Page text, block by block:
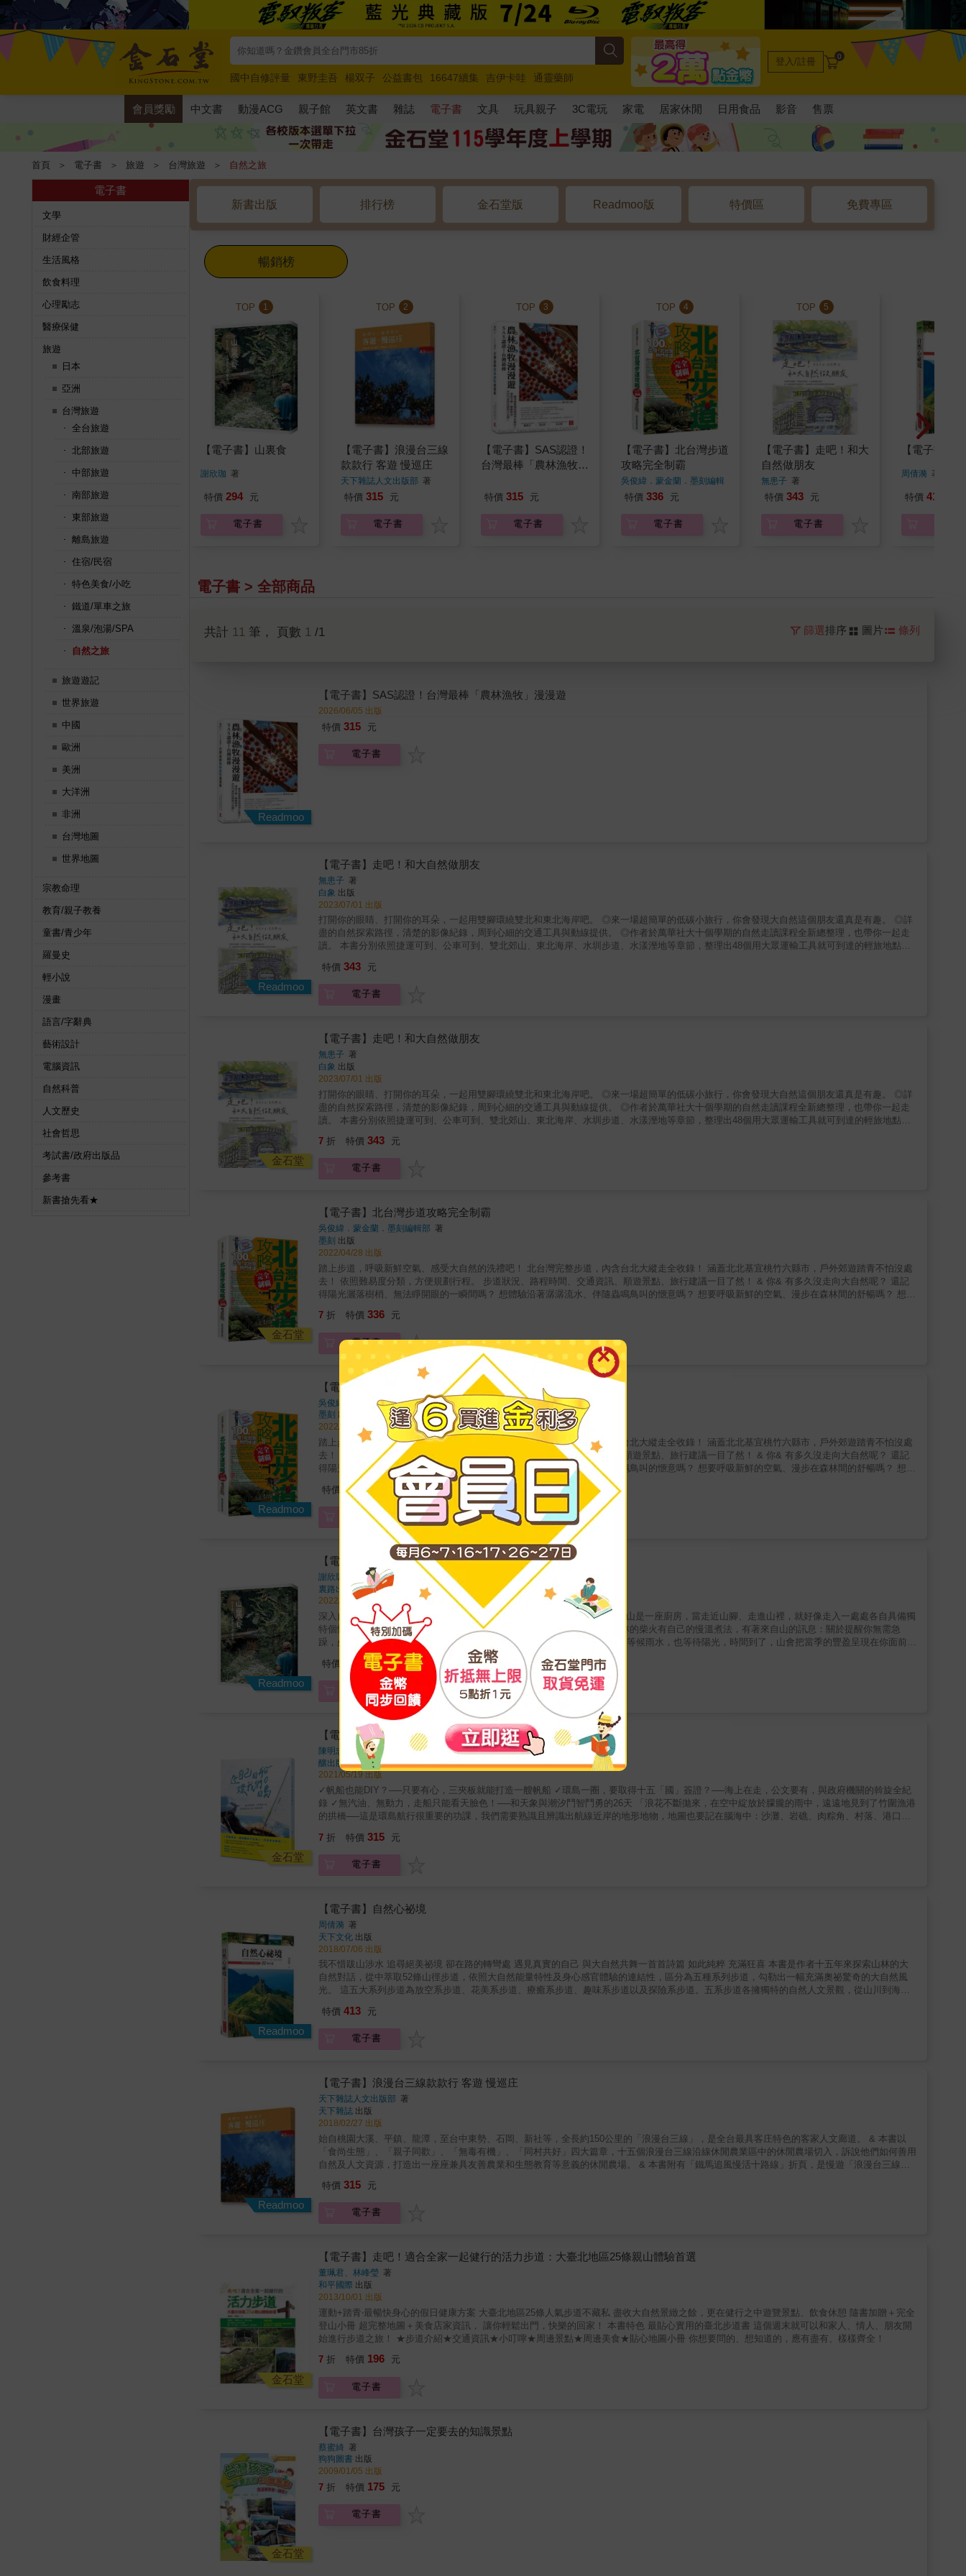
國中自修評量 東野圭吾 楊双子 公益書包 16647續集 吉伊卡哇
通靈藥師
唯紅花綻放
奧德賽 路邊攤新作 馬斯克 玩具總動員5 超慢跑
登入/註冊 0
會員獎勵 中文書 動漫ACG 親子館 英文書 雜誌 電子書 文具 玩具親子 3C電玩 家電 居家休閒 日用食品 影音 售票
首頁 ＞ 電子書 ＞ 旅遊 ＞ 台灣旅遊 ＞ 自然之旅
電子書
文學
財經企管
生活風格
飲食料理
心理勵志
醫療保健
旅遊
日本
亞洲
台灣旅遊
全台旅遊
北部旅遊
中部旅遊
南部旅遊
東部旅遊
離島旅遊
住宿/民宿
特色美食/小吃
鐵道/單車之旅
溫泉/泡湯/SPA
自然之旅
旅遊遊記
世界旅遊
中國
歐洲
美洲
大洋洲
非洲
台灣地圖
世界地圖
宗教命理
教育/親子教養
童書/青少年
羅曼史
輕小說
漫畫
語言/字辭典
藝術設計
電腦資訊
自然科普
人文歷史
社會哲思
考試書/政府出版品
參考書
新書搶先看★
新書出版 排行榜 金石堂版 Readmoo版 特價區 免費專區
暢銷榜
TOP 1
【電子書】山裏食
謝欣珈 著
特價 294 元
電子書
TOP 2
【電子書】浪漫台三線
款款行 客遊 慢巡庄
天下雜誌人文出版部 著
特價 315 元
電子書
TOP 3
【電子書】SAS認證！
台灣最棒「農林漁牧」
特價 315 元
電子書
TOP 4
【電子書】北台灣步道
攻略完全制霸
吳俊緯．蒙金蘭．墨刻編輯
部著
特價 336 元
電子書
TOP 5
【電子書】走吧！和大
自然做朋友
無患子 著
特價 343 元
電子書
【電子書】
周倩漪 著
特價 413
電子書 > 全部商品
共計 11 筆， 頁數 1 /1 篩選排序 圖片 條列
Readmoo
【電子書】SAS認證！台灣最棒「農林漁牧」漫漫遊
2026/06/05 出版
特價 315 元
電子書
Readmoo
【電子書】走吧！和大自然做朋友
無患子 著
白象 出版
2023/07/01 出版
打開你的眼睛、打開你的耳朵，一起用雙腳環繞雙北和東北海岸吧。 ◎來一場超簡單的低碳小旅行，你會發現大自然這個朋友還真是有趣。 ◎詳
盡的自然探索路徑，清楚的影像紀錄，周到心細的交通工具與動線提供。 ◎作者於萬華社大十個學期的自然走讀課程全新總整理，也帶你一起走
讀。 本書分別依照捷運可到、公車可到、雙北郊山、東北海岸、水圳步道、水漾溼地等章節，整理出48個用大眾運輸工具就可到達的輕旅地點，
思，邀請大家一起走向大自然；另一個就是真的用雙腳走吧！ 經過數年的慢行走讀後，深深感受到雙北地區的得天獨厚，有美麗的山海、宜人的
很精彩。 &
特價 343 元
電子書
金石堂
【電子書】走吧！和大自然做朋友
無患子 著
白象 出版
2023/07/01 出版
打開你的眼睛、打開你的耳朵，一起用雙腳環繞雙北和東北海岸吧。 ◎來一場超簡單的低碳小旅行，你會發現大自然這個朋友還真是有趣。 ◎詳
盡的自然探索路徑，清楚的影像紀錄，周到心細的交通工具與動線提供。 ◎作者於萬華社大十個學期的自然走讀課程全新總整理，也帶你一起走
讀。 本書分別依照捷運可到、公車可到、雙北郊山、東北海岸、水圳步道、水漾溼地等章節，整理出48個用大眾運輸工具就可到達的輕旅地點，
思，邀請大家一起走向大自然；另一個就是真的用雙腳走吧！ 經過數年的慢行走讀後，深深感受到雙北地區的得天獨厚，有美麗的山海、宜人的
很精彩。 &
7 折 特價 343 元
電子書
金石堂
【電子書】北台灣步道攻略完全制霸
吳俊緯．蒙金蘭．墨刻編輯部 著
墨刻 出版
2022/04/28 出版
踏上步道，呼吸新鮮空氣、感受大自然的洗禮吧！ 北台灣完整步道，內含台北大縱走全收錄！ 涵蓋北北基宜桃竹六縣市，戶外郊遊踏青不怕沒處
去！ 依照難易度分類，方便規劃行程。 步道狀況、路程時間、交通資訊、順遊景點、旅行建議一目了然！ & 你& 有多久沒走向大自然呢？ 還記
得陽光灑落樹梢、無法睜開眼的一瞬間嗎？ 想體驗沿著潺潺流水、伴隨蟲鳴鳥叫的愜意嗎？ 想要呼吸新鮮的空氣、漫步在森林間的舒暢嗎？ 想站
流、海岸、峭壁 是相當適合戶外健行的好地方 而這本書，是獻給未曾踏入戶外 或者想親眼欣賞、近距離親身體驗的幸運兒 & 走向大自然，是現
的事情一股腦地拋開 專注在當下，與三五好友、最愛的家人、或者與自己對話也可以 一同欣賞、一同體驗，一起創造最新的回憶吧！ 這段過程中
發生的所有故事 會是之後的有趣話題，也是互相照顧扶持的證明。 & ★本書特色 📚 便利直觀的完整資訊 本書所列的100條步道，都附上相當完
整的資訊，包含地圖、高度圖、預估時間、交通資訊、沿途廁所、水源、注意事項小叮嚀等等。 & 📚 中高級深度體驗步道 本書特別規劃出進階路
線，有的時候要拉繩手腳並用、有的時候在野外露營看星星、甚至還有野溪溫泉舒緩身心，步道也可以有不同玩法！ & 📚 台北大縱走全收錄 本書
收錄了這幾年相當熱門的台北大縱走(Taipei Grand Trail)，七條路線一次滿足！高度變化圖對行程變化一目了然！ & ★北台灣步道攻略能夠幫助你
做到： 找到最適合的步道 了解步道的狀況 快速規劃行程 ★當你出現以下情況，就需要去戶外走走了！ R很久沒和家人朋友相聚 R就是想動一動
R想呼吸新鮮空氣 R想創造屬於你們的回憶 &
7 折 特價 336 元
電子書
Readmoo
【電子書】北台灣步道攻略完全制霸
吳俊緯．蒙金蘭．墨刻編輯部著
墨刻 出版
2022/04/28 出版
踏上步道，呼吸新鮮空氣、感受大自然的洗禮吧！ 北台灣完整步道，內含台北大縱走全收錄！ 涵蓋北北基宜桃竹六縣市，戶外郊遊踏青不怕沒處
去！ 依照難易度分類，方便規劃行程。 步道狀況、路程時間、交通資訊、順遊景點、旅行建議一目了然！ & 你& 有多久沒走向大自然呢？ 還記
得陽光灑落樹梢、無法睜開眼的一瞬間嗎？ 想體驗沿著潺潺流水、伴隨蟲鳴鳥叫的愜意嗎？ 想要呼吸新鮮的空氣、漫步在森林間的舒暢嗎？ 想站
在頂峰登高望遠、親眼看看壯闊的美景嗎？ 想要挑戰自己的極限、汗如雨下的酣暢淋漓嗎？ & 台灣，擁有豐富多變的地形 高山、峽谷、湖泊、溪
流、海岸、峭壁 是相當適合戶外健行的好地方 而這本書，是獻給未曾踏入戶外 或者想親眼欣賞、近距離親身體驗的幸運兒 & 走向大自然，是現
代忙碌生活的最佳療癒方式 放下手機、暫時脫離網路 冒險& 正在呼喚著你！ 這次走向步道，又會看到甚麼樣的景色呢？ 放慢步調、將所有煩心
的事情一股腦地拋開 專注在當下，與三五好友、最愛的家人、或者與自己對話也可以 一同欣賞、一同體驗，一起創造最新的回憶吧！ 這段過程中
發生的所有故事 會是之後的有趣話題，也是互相照顧扶持的證明。 & ★本書特色 📚 便利直觀的完整資訊 本書所列的100條步道，都附上相當完
整的資訊，包含地圖、高度圖、預估時間、交通資訊、沿途廁所、水源、注意事項小叮嚀等等。 & 📚 中高級深度體驗步道 本書特別規劃出進階路
線，有的時候要拉繩手腳並用、有的時候在野外露營看星星、甚至還有野溪溫泉舒緩身心，步道也可以有不同玩法！ & 📚 台北大縱走全收錄 本書
收錄了這幾年相當熱門的台北大縱走(Taipei Grand Trail)，七條路線一次滿足！高度變化圖對行程變化一目了然！ & ★北台灣步道攻略能夠幫助你
做到： 找到最適合的步道 了解步道的狀況 快速規劃行程 ★當你出現以下情況，就需要去戶外走走了！ R很久沒和家人朋友相聚 R就是想動一動
R想呼吸新鮮空氣 R想創造屬於你們的回憶 &
特價 336 元
電子書
Readmoo
【電子書】山裏食
謝欣珈 著 、陳建豪(攝影)
著
裏路出版出版
2022/01/12 出版
深入自然料理、手藝餐桌， 探訪與山林氣息相通的廚房， 獲得山的款待 & 山是一座廚房，當走近山腳、走進山裡，就好像走入一處處各自具備獨
特個性的廚房。 & 在山裡，好幾次經驗的都不是快速爐和瓦斯，循環自山林的柴火有自己的慢溫煮法，有著來自山的訊息：關於提醒你無需急
躁，必須耐心花上時間的「等待」。等候休養生息，等待季節使果樹成熟，等候雨水，也等待陽光，時間到了，山會把當季的豐盈呈現在你面前。
爐火窯、獨力建造的土團屋、自在耕種香草葉菜的小農園，也能看見因風災遷離原鄉、而重新以家鄉作物啟動生命活力的部落廚房，從餐桌上領略
部落媽媽如何連結大地媽媽的土地智慧。 除了來自山林的料理食材，陪伴餐桌的手作器物，源自泥土、稻梗、礦石和原木，植物纖維的編織和
染色，山林的自然形貌以各種農藝手作技術進入人們的生活，陶碗、植物染布、廢柴再生、傳承文化的織作與雕刻&hellip;&hellip;透過火、藉由
手，自然土石皆以另一種生命風景循環在飲食日常裡。 & 淺山、深山篇章末，也各穿插一位帶路人的親山路線，以更理解高雄山林的視角，跟著
帶路人認識動植物生態、溪水河川、人與聚落的故事。 & 最後的篇章，則藉由餐飲領域中不同的料理人展現，分享各自擅長的風格餐食，認識來
自高雄山林的食材故事，以及透過他們的料理又如何交集出創意美味，感受山的廚房其實與你我很靠近。 & 閱讀這本書，概念上像翻越行走一條
O型縱走路線，我們往山裏走，也終究要回到自己安住的所在。以食為引，探訪那處與山林氣息相通的廚房，深入自然料理、手藝餐桌，這一路是
高雄的山野，提醒我們保持謝意和敬意，品味生活成一個生命的圓。
特價 294 元
電子書
金石堂
【電子書】造自己的船，環我們的島
陳明忠
著
釀出版出版
2021/05/19 出版
✓帆船也能DIY？──只要有心，三夾板就能打造一艘帆船 ✓環島一圈，要取得十五「國」簽證？──海上在走，公文要有，與政府機關的斡旋全紀
錄 ✓無汽油、無動力，走船只能看天臉色！──和天象與潮汐鬥智鬥勇的26天 「浪花不斷拋來，在空中綻放於朦朧的雨中，遠遠地見到了竹圍漁港
的拱橋──這是環島航行很重要的功課，我們需要熟識且辨識出航線近岸的地形地物，地圖也要記在腦海中：沙灘、岩礁、肉粽角、村落、港口
人要往右坐，而不小心右傾了，人又要即刻往左移──假如移動位置有誤，你就是翻船的豬隊友。」──節錄自〈第一天 看風水出發〉 臺灣環島熱
積多年船帆經驗後，兩人決定嘗試挑戰臺灣首組以「無油電動力四點二米帆船環島一圈」雙人行船的紀錄。 歷經三個半月的造船工程、和十五縣
挫折，從出發的那一刻便如影隨形。幸好，憑藉陳明忠與張宗輝兩人的豐富經驗，還有許多陸上老友和陌生人的協助與鼓勵，才讓整趟旅程平安結
束。 「凡海舶不畏大洋，而畏近山；不患深水，而患淺水。舟本浮物，有桅御風，有舵辟水。」三百多年前，郁永河以《裨海紀遊》記述漂洋過
臺的見聞和感悟；三百多年後的今日，即使時過境遷，海島子民的基因在陳明忠與張宗輝體內仍騷動著，他們期盼這趟古典帆船行旅，能引起更多
人關注臺灣的土地，以及更勇於投身自製帆船運動，閃耀海洋國度的風采。 本書特色 ▲臺灣第一本「自製無動力帆船環島」紀實手札，從識船、
製船到玩船，作者陳明忠與夥伴張宗輝期盼以親身實踐拋裝引玉，領進更多有志之士投入帆船運動。 ▲書中百幅照片，忠實呈現環島旅途的悲歡
血汗，以少見的海洋視角回望陸地，見證臺灣繁複多樣的人文風景。
7 折 特價 315 元
電子書
Readmoo
【電子書】自然心祕境
周倩漪 著
天下文化 出版
2018/07/06 出版
我不惜跋山涉水 追尋絕美祕境 卻在路的轉彎處 遇見真實的自己 與大自然共舞一首首詩篇 如此純粹 充滿狂喜 本書是作者十五年來探索山林的大
自然對話，從中萃取52條山徑步道，依照大自然能量特性及身心感官體驗的連結性，區分為五種系列步道，勾勒出一幅充滿奧祕驚奇的大自然風
光。 這五大系列步道為放空系步道、花美系步道、療癒系步道、趣味系步道以及探險系步道。五系步道各擁獨特的自然人文景觀，從山川到海
為源源不絕的正能量，使人重新回到平衡放鬆的存在品質。 心情渴望放鬆時，不妨卸下煩惱，投奔到海天的懷抱，躺臥草原數著白雲，在遼闊風
扉。輕綻的花朵教人融化，楓紅留駐凜冬的燦爛，漫步花美系步道，是柔軟敞開的感動滋味。 情緒需要抒解時，就讓水洗滌憂傷，撫慰心靈。聆
全然的想像力，為生活注入樂趣與創造力。 身心將邁向擴展，步入充滿未知的蠻野山域。縱橫岩峰，探勘身手膽識；穿梭雲霧森林，驚嘆奇幻魔
戒重現。探險系步道讓人超越自我極限，重新盈滿歡悅的能量。 本書特色 1. 全新五大系列身心自導式步道：適合放鬆歸零的放空系步道、滋潤柔
軟心靈的花美系步道、撫慰深層情緒的療癒系步道、體驗感知樂趣的趣味系步道、開發身體動能的探險系步道，讀者可依照自己的身心需求，選擇
最滋養而契合的山林旅徑！完全自導式步道，讓身體智慧與大自然寶藏結合，隨時調整能量，注入生命活力。 2. 精選52條路線通往自然心靈祕
境：祕境存在於豐富的自然山水裡，也藏在感官與心靈之眼中。陽明山區的兩大神隱之池、眺望碧海藍天的童話草原、墜入季節魔法的繽紛花境、
深入金礦傳奇的神祕通道、宛如魔戒森林的中海拔山域，景觀多樣的52條精緻路線，深度接觸近郊山野，勾起每個人心中的祕境魂。 3. 開啟感官
之旅的28支金鑰匙：深層享受大自然的祕密訣竅，五系步道各有獨屬的感官金鑰，透過視覺、聽覺、嗅覺、味覺、觸覺之五感體驗開發，及各種
身心合一的引導練習，來探索感官洋溢的自然世界。使用金鑰匙，可以在大自然裡進行，部分也可運用在日常生活中。 4. 樣貌多元與分級的步道
選擇：書中步道涵蓋了自然山徑、歷史古道、礦車輕便路、木棧道、保線路等等，體驗不同型態的天然或人工步道。在自然風貌上，包含森林、草
度，循序漸進地自主選擇。 5. 一目了然的地圖指引與貼心資訊：每條步道皆附有清晰而實用的地圖，詳實標明步道主徑與岔路、重要的地標指
引、周邊道路、停車處、廁所等等。步道內容提供最貼心的資訊，例如每條步道的適合季節、雨天上路是否適宜、預估步程時間、開車及大眾運輸
寶圖，更好的是，它就在離我們不遠處。 每個系列步道，均有啟動感官之旅的金鑰匙，透過簡單而實用的入門練習，例如特定的呼吸、五感開發
及肢體運用、冥想與觀想等等，幫助每一位接近山林的人，尋找到通往大自然的身心祕境。 精選出爐的52條特色步道，以海拔分布而言，絕大部
分是位於低海拔的郊山古道，少部分是中海拔的中級山，高山百岳不在本書介紹的範圍。因此，每條步道都是當日可以來回的一日行或半日行旅
程，非常容易親近與規劃。每條步道皆有標示難易程度，讀者可依照自身的程度而選擇適合的步道。 一周一步道，52條山徑古道是每周的誠摯邀
請，來自山海，來自宇宙，更是源自於身體與心靈的深層呼喚。讓我們帶著自己，展開旅程，跟隨大自然一同脈動，生命的禮物永遠在等著你。
特價 413 元
電子書
Readmoo
【電子書】浪漫台三線款款行 客遊 慢巡庄
天下雜誌人文出版部 著
天下雜誌 出版
2018/02/27 出版
始自桃園大溪、平鎮、龍潭，至台中東勢、石岡、新社等，全長約150公里的「浪漫台三線」，是全台最具客庄特色的客家人文廊道。 & 本書以
「食尚生態」、「親子同歡」、「無毒有機」、「同村共好」四大篇章，十五個浪漫台三線沿線休閒農業區中的休閒農場切入，訴說他們如何善用
自然及人文資源，打造出一座座兼具友善農業和生態教育等意義的休閒農場。 & 本書附有「鐵馬追風慢活十路線」折頁，是慢遊「浪漫台三線」
特價 315 元
電子書
金石堂
【電子書】走吧！適合全家一起健行的活力步道：大臺北地區25條親山體驗首選
董珮君、林峰瑩 著
和平國際 出版
2013/10/01 出版
運動+踏青‧最暢快身心的假日健康方案 大臺北地區25條人氣步道不藏私 盡收大自然景緻之餘，更在健行之中遊覽景點、飲食休憩 隨書加贈＋完全
登山小冊 超完整地圖＋美食店家資訊， 讓你輕鬆出門，快樂的回家！ 本書特色 最貼心實用的臺北步道書 這個週末就可以和家人、情人、朋友開
始進行步道之旅！ ★步道介紹★交通資訊★小叮嚀★周邊景點★周邊美食★貼心地圖小冊 你想要問的、想知道的，應有盡有、樣樣齊全！
7 折 特價 196 元
電子書
金石堂
【電子書】台灣孩子一定要去的知識景點
蔡蜜綺 著
狗狗圖書 出版
2009/01/05 出版
7 折 特價 175 元
電子書